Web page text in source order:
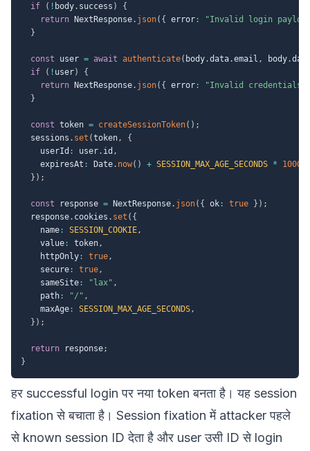
if
( ! body. success )
{
return NextResponse. json( { error :
"Invalid login
}
const user = await authenticate( body.data.email , body.
if
( ! user)
{
return NextResponse. json( { error :
"Invalid credentials"
}
const token = createSessionToken( ) ;
  sessions
. set (token,
{
    userId
: user. id ,
    expiresAt
: Date. now( ) + SESSION_MAX_AGE_SECONDS * 1000
} ) ;
const response = NextResponse. json( { ok : true } ) ;
  response
. cookies . set ( {
    name
: SESSION_COOKIE,
    value
: token,
    httpOnly
: true,
    secure
: true,
    sameSite
: "lax" ,
    path
: "/" ,
    maxAge
: SESSION_MAX_AGE_SECONDS,
} ) ;
return response;
}
हर successful login पर नया token बनता है। यह session
fixation से बचाता है। Session fixation में attacker पहले
से known session ID देता है और user उसी ID से login